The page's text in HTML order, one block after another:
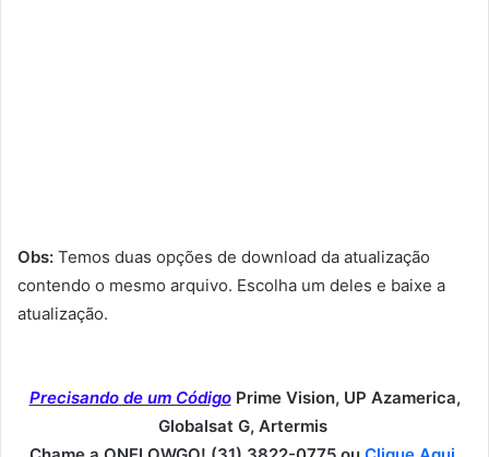
Obs: Temos duas opções de download da atualização
contendo o mesmo arquivo. Escolha um deles e baixe a
atualização.
Precisando de um Código Prime Vision, UP Azamerica,
Globalsat G, Artermis